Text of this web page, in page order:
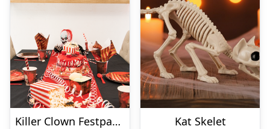
Killer Clown Festpakke
Kat Skelet